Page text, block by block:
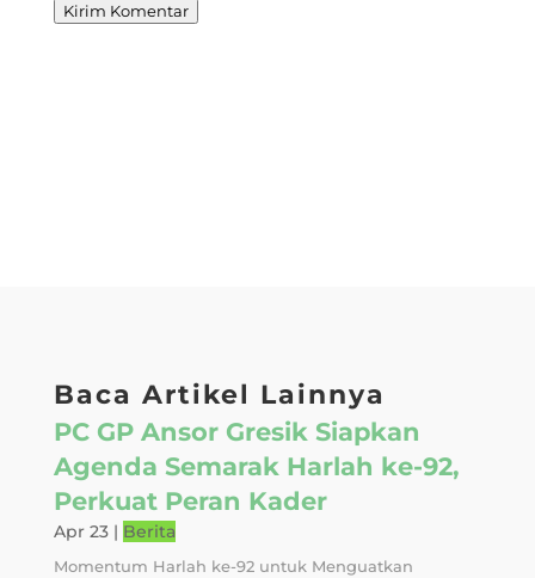
Kirim Komentar
Baca Artikel Lainnya
PC GP Ansor Gresik Siapkan
Agenda Semarak Harlah ke-92,
Perkuat Peran Kader
Apr 23| Berita
Momentum Harlah ke-92 untuk Menguatkan